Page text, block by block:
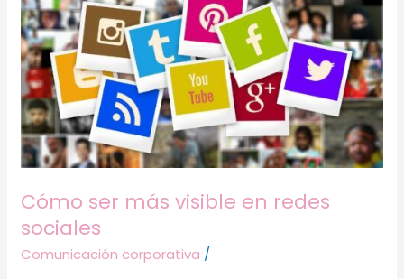
Cómo ser más visible en redes
sociales
Comunicación corporativa /
ser
más
visible
en
redes
sociales